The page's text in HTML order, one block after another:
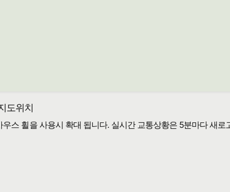
도위치
스 휠을 사용시 확대 됩니다. 실시간 교통상황은 5분마다 새로